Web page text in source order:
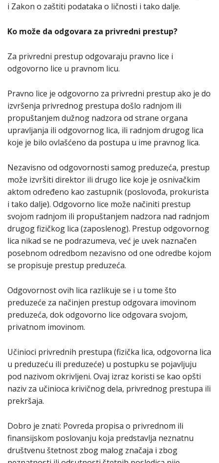
i Zakon o zaštiti podataka o ličnosti i tako dalje.
Ko može da odgovara za privredni prestup?
Za privredni prestup odgovaraju pravno lice i
odgovorno lice u pravnom licu.
Pravno lice je odgovorno za privredni prestup ako je do
izvršenja privrednog prestupa došlo radnjom ili
propuštanjem dužnog nadzora od strane organa
upravljanja ili odgovornog lica, ili radnjom drugog lica
koje je bilo ovlašćeno da postupa u ime pravnog lica.
Nezavisno od odgovornosti samog preduzeća, prestup
može izvršiti direktor ili drugo lice koje je osnivačkim
aktom određeno kao zastupnik (poslovođa, prokurista
i tako dalje). Odgovorno lice može načiniti prestup
svojom radnjom ili propuštanjem nadzora nad radnjom
drugog fizičkog lica (zaposlenog). Prestup odgovornog
lica nikad se ne podrazumeva, već je uvek naznačen
posebnom odredbom nezavisno od one odredbe kojom
se propisuje prestup preduzeća.
Odgovornost ovih lica razlikuje se i u tome što
preduzeće za načinjen prestup odgovara imovinom
preduzeća, dok odgovorno lice odgovara svojom,
privatnom imovinom.
Učinioci privrednih prestupa (fizička lica, odgovorna lica
u preduzeću ili preduzeće) u postupku se pojavljuju
pod nazivom okrivljeni. Ovaj izraz koristi se kao opšti
naziv za učinioca krivičnog dela, privrednog prestupa ili
prekršaja.
Dobro je znati: Povreda propisa o privrednom ili
finansijskom poslovanju koja predstavlja neznatnu
društvenu štetnost zbog malog značaja i zbog